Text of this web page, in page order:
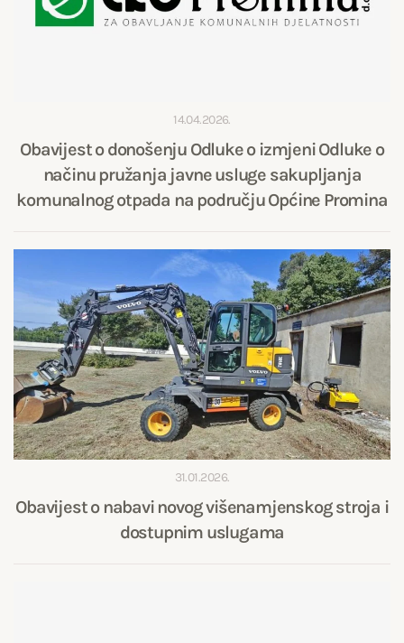
14.04.2026.
Obavijest o donošenju Odluke o izmjeni Odluke o
načinu pružanja javne usluge sakupljanja
komunalnog otpada na području Općine Promina
31.01.2026.
Obavijest o nabavi novog višenamjenskog stroja i
dostupnim uslugama